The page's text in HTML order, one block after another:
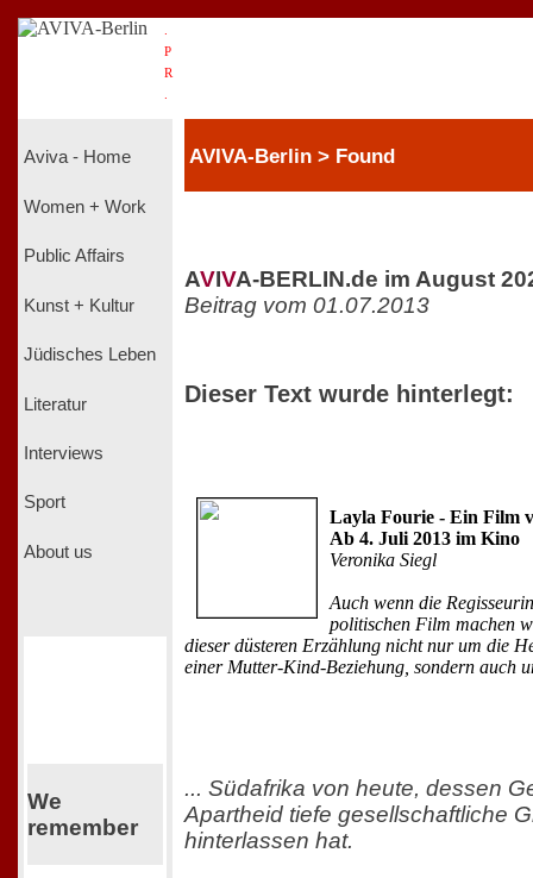
P
R
Aviva - Home
Women + Work
Public Affairs
Kunst + Kultur
Jüdisches Leben
Literatur
Interviews
Sport
About us
We
remember
AVIVA-Berlin > Found
AVIVA-BERLIN.de im August
Beitrag vom 01.07.2013
Dieser Text wurde hinterlegt:
Layla Fourie - Ein Film
Ab 4. Juli 2013 im Kino
Veronika Siegl
Auch wenn die
politischen Film machen
dieser düsteren Erzählung nicht nur um die
einer Mutter-Kind-Beziehung, sondern auch
... Südafrika von heute, dessen
Apartheid tiefe gesellschaftliche
hinterlassen hat.